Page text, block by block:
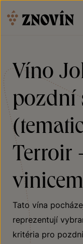
Víno
pozdní
Terroir
Tato vína
reprezentují
kritéria pro